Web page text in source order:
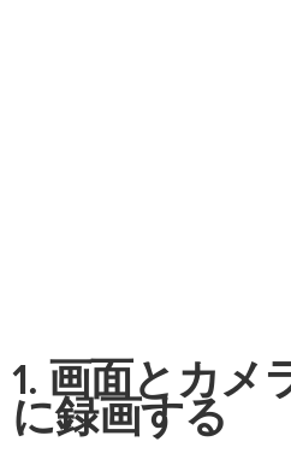
1. 画面とカメ
に録画する